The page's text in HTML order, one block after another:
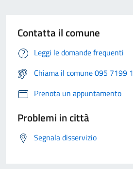
Contatta il comune
Leggi le domande frequenti
Chiama il comune 095 7199
Prenota un appuntamento
Problemi in città
Segnala disservizio